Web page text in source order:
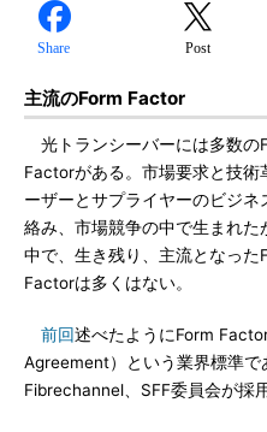
Share Post
主流のForm Factor
光トランシーバーには多数の
Factorがある。市場要求と技術
ーザーとサプライヤーのビジネ
絡み、市場競争の中で生まれた
中で、生き残り、主流となった
Factorは多くはない。
前回述べたようにForm
Agreement）という業界標準で
Fibrechannel、SFF委員会が採